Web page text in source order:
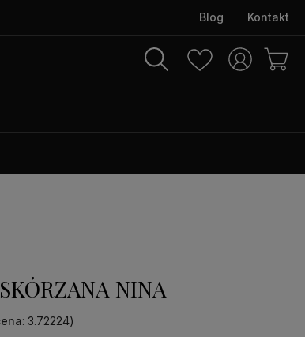
Blog Kontakt
NINA
: 3.72224)